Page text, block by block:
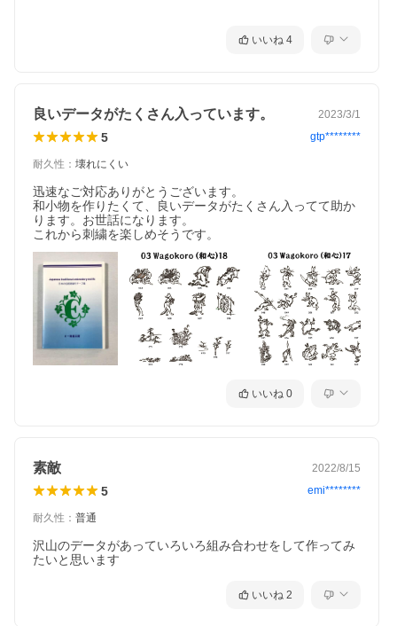
いいね 4
良いデータがたくさん入っています。 2023/3/1
5 gtp********
耐久性 ： 壊れにくい
迅速なご対応ありがとうございます。
和小物を作りたくて、良いデータがたくさん入ってて助か
ります。お世話になります。
これから刺繍を楽しめそうです。
いいね 0
素敵 2022/8/15
5 emi********
耐久性 ： 普通
沢山のデータがあっていろいろ組み合わせをして作ってみ
たいと思います
いいね 2